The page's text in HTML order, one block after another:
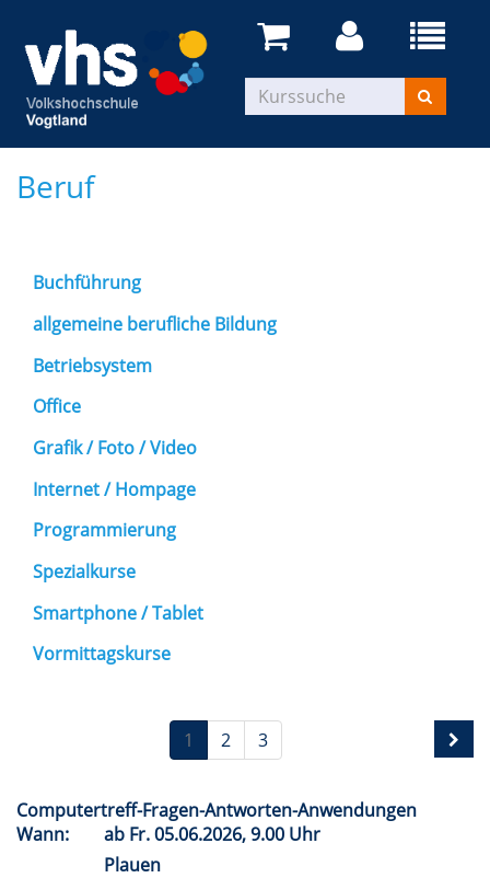
Beruf
Buchführung
allgemeine berufliche Bildung
Betriebsystem
Office
Grafik / Foto / Video
Internet / Hompage
Programmierung
Spezialkurse
Smartphone / Tablet
Vormittagskurse
1 2 3
Computertreff-Fragen-Antworten-Anwendungen
Wann:
ab Fr.05.06.2026, 9.00 Uhr
Plauen